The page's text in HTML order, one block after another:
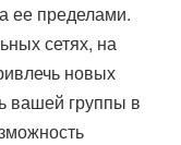
ее пределами.
сетях, на
новых
вашей группы в